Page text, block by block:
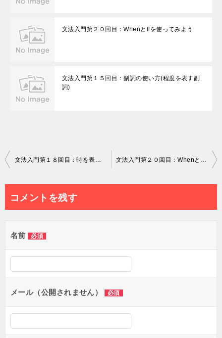
文法入門第２０回目：WhenとIfを使ってみよう
文法入門第１５回目：副詞の使い方(程度を表す副
詞)
投
ナ
ビ
ゲ
文法入門第１８回目：時を表す前置詞と使い方 文法入門第２０回目：WhenとIfを使ってみよう
コメントを残す
名前 必須
メール（公開されません） 必須